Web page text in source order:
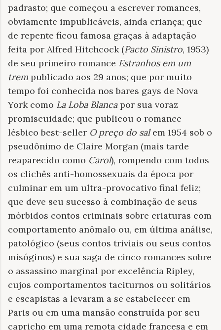
padrasto; que começou a escrever romances,
obviamente impublicáveis, ​​ainda criança; que
de repente ficou famosa graças à adaptação
feita por Alfred Hitchcock (Pacto Sinistro, 1953)
de seu primeiro romance Estranhos em um
trem publicado aos 29 anos; que por muito
tempo foi conhecida nos bares gays de Nova
York como La Loba Blancapor sua voraz
promiscuidade; que publicou o romance
lésbico best-seller O preço do salem 1954 sob o
pseudônimo de Claire Morgan (mais tarde
reaparecido como Carol), rompendo com todos
os clichês anti-homossexuais da época por
culminar em um ultra-provocativo final feliz;
que deve seu sucesso à combinação de seus
mórbidos contos criminais sobre criaturas com
comportamento anômalo ou, em última análise,
patológico (seus contos triviais ou seus contos
misóginos) e sua saga de cinco romances sobre
o assassino marginal por excelência Ripley,
cujos comportamentos taciturnos ou solitários
e escapistas a levaram a se estabelecer em
Paris ou em uma mansão construída por seu
capricho em uma remota cidade francesa e em